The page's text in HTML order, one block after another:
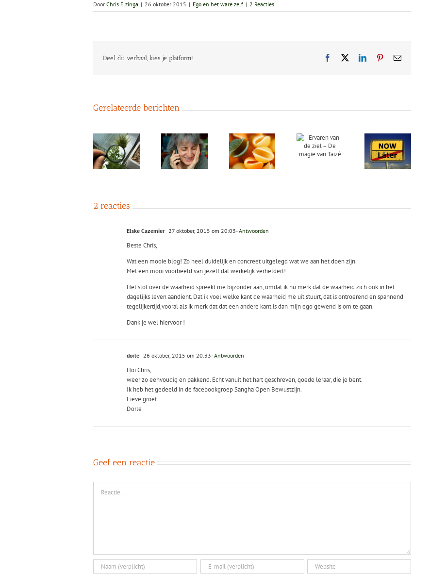
Door Chris Elzinga | 26 oktober 2015 | Ego en het ware zelf | 2 Reacties
Deel dit verhaal, kies je platform! Facebook LinkedInPinterest
E-
Gerelateerde berichten
De vier
‘Levensvrienden’
–
Oordeel als
aspect van
Ervaren
van de ziel
– De magie
Van
2 reacties
Elske Cazemier 27 oktober, 2015 om 20:03- Antwoorden
Beste Chris,
Wat een mooie blog! Zo heel duidelijk en concreet uitgelegd wat we aan het doen zijn.
Met een mooi voorbeeld van jezelf dat werkelijk verheldert!
Het slot over de waarheid spreekt me bijzonder aan, omdat ik nu merk dat de waarheid zich ook in het
dagelijks leven aandient. Dat ik voel welke kant de waarheid me uit stuurt, dat is ontroerend en spannend
tegelijkertijd,vooral als ik merk dat dat een andere kant is dan mijn ego gewend is om te gaan.
Dank je wel hiervoor !
dorle 26 oktober, 2015 om 20:33- Antwoorden
Hoi Chris,
weer zo eenvoudig en pakkend. Echt vanuit het hart geschreven, goede leraar, die je bent.
Ik heb het gedeeld in de facebookgroep Sangha Open Bewustzijn.
Lieve groet
Dorle
Geef een reactie